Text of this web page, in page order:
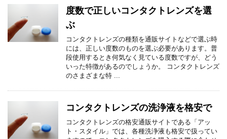
度数で正しいコンタクトレンズを選
ぶ
コンタクトレンズの種類を通販サイトなどで選ぶ時
には、正しい度数のものを選ぶ必要があります。普
段使用するとき何気なく見ている度数ですが、どう
いった特徴があるのでしょうか。 コンタクトレンズ
のさまざまな特 ...
コンタクトレンズの洗浄液を格安で
コンタクトレンズの格安通販サイトである「アッ
ト・スタイル」では、各種洗浄液も格安で扱ってい